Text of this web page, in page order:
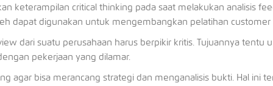
keterampilan critical thinking pada saat melakukan analisis
dapat digunakan untuk mengembangkan pelatihan customer
dari suatu perusahaan harus berpikir kritis. Tujuannya tentu
pekerjaan yang dilamar.
agar bisa merancang strategi dan menganalisis bukti. Hal ini